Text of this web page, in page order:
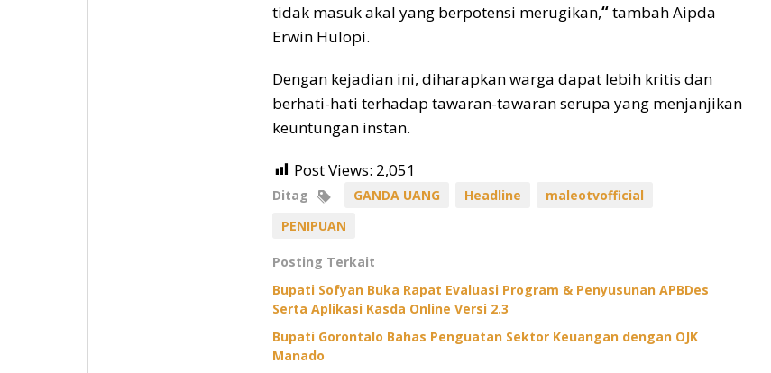
tidak masuk akal yang berpotensi merugikan,“tambah Aipda
Erwin Hulopi.
Dengan kejadian ini, diharapkan warga dapat lebih kritis dan
berhati-hati terhadap tawaran-tawaran serupa yang menjanjikan
keuntungan instan.
Post Views: 2,051
Ditag GANDA UANG Headline
maleotvofficial
PENIPUAN
Posting Terkait
Bupati Sofyan Buka Rapat Evaluasi Program & Penyusunan APBDes
Serta Aplikasi Kasda Online Versi 2.3
Bupati Gorontalo Bahas Penguatan Sektor Keuangan dengan OJK
Manado